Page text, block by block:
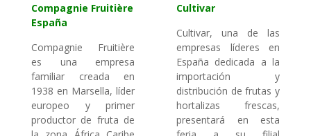
Compagnie Fruitière
España
Compagnie Fruitière
es una empresa
familiar creada en
1938 en Marsella, líder
europeo y primer
productor de fruta de
Cultivar
Cultivar, una de las
empresas líderes en
España dedicada a la
importación y
distribución de frutas y
hortalizas frescas,
presentará en esta